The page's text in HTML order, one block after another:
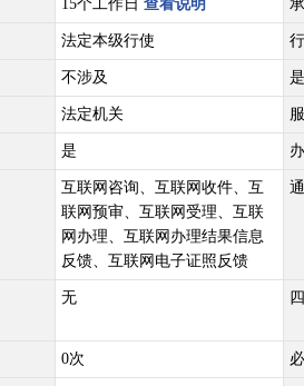
15个工作日 查看说明
法定本级行使
不涉及
法定机关
是
互联网咨询、互联网收件、互
联网预审、互联网受理、互联
网办理、互联网办理结果信息
反馈、互联网电子证照反馈
无
0次